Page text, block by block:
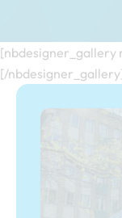
[nbdesigner_gallery
[/